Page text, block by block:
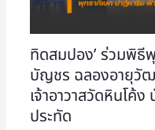
ทิดสมปอง’ ร่วมพิธี
บัญชร ฉลองอายุวั
เจ้าอาวาสวัดหินโค้
ประทัด